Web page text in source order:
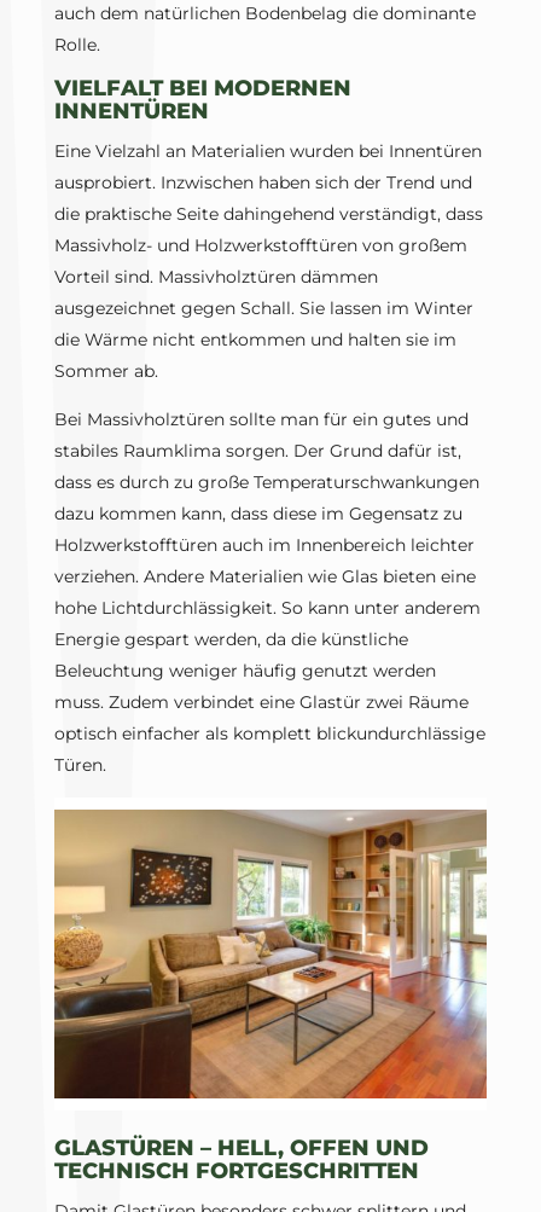
auch dem natürlichen Bodenbelag die dominante
Rolle.
VIELFALT BEI MODERNEN
INNENTÜREN
Eine Vielzahl an Materialien wurden bei Innentüren
ausprobiert. Inzwischen haben sich der Trend und
die praktische Seite dahingehend verständigt, dass
Massivholz- und Holzwerkstofftüren von großem
Vorteil sind. Massivholztüren dämmen
ausgezeichnet gegen Schall. Sie lassen im Winter
die Wärme nicht entkommen und halten sie im
Sommer ab.
Bei Massivholztüren sollte man für ein gutes und
stabiles Raumklima sorgen. Der Grund dafür ist,
dass es durch zu große Temperaturschwankungen
dazu kommen kann, dass diese im Gegensatz zu
Holzwerkstofftüren auch im Innenbereich leichter
verziehen. Andere Materialien wie Glas bieten eine
hohe Lichtdurchlässigkeit. So kann unter anderem
Energie gespart werden, da die künstliche
Beleuchtung weniger häufig genutzt werden
muss. Zudem verbindet eine Glastür zwei Räume
optisch einfacher als komplett blickundurchlässige
Türen.
GLASTÜREN – HELL, OFFEN UND
TECHNISCH FORTGESCHRITTEN